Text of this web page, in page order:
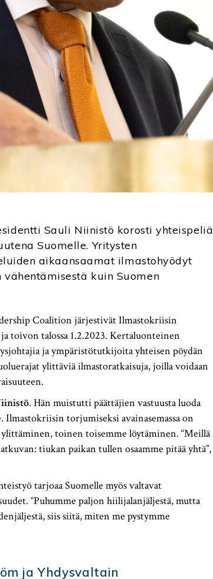
Sauli Niinistö korosti yhteispeliä
Suomelle. Yritysten
aikaansaamat ilmastohyödyt
kuin Suomen
Coalition järjestivät Ilmastokriisin
toivon talossa 1.2.2023. Kertaluonteinen
ja ympäristötutkijoita yhteisen pöydän
ylittäviä ilmastoratkaisuja, joilla voidaan
. Hän muistutti päättäjien vastuusta luoda
torjumiseksi avainasemassa on
toinen toisemme löytäminen. “Meillä
tiukan paikan tullen osaamme pitää yhtä”,
tarjoaa Suomelle myös valtavat
“Puhumme paljon hiilijalanjäljestä, mutta
siis siitä, miten me pystymme
ja Yhdysvaltain